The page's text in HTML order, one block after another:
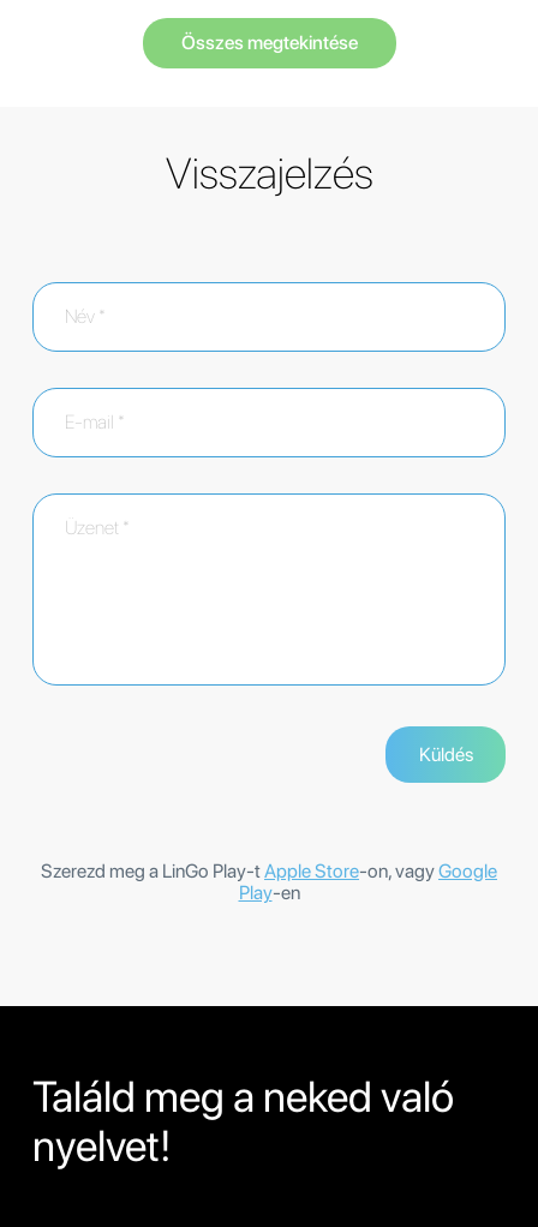
Összes megtekintése
Visszajelzés
Szerezd meg a LinGo Play-tApple Store-on, vagyGoogle
Play-en
Találd meg a neked való
nyelvet!